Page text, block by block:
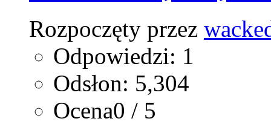
Rozpoczęty przez
Odpowiedzi: 1
Odsłon: 5,304
Ocena0 / 5